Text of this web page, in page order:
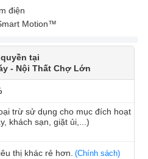
điện
Motion™
tại
- Nội Thất Chợ Lớn
trừ sử dụng cho mục đích hoạt
khách sạn, giặt ủi,...)
thị khác rẻ hơn. (Chính sách)